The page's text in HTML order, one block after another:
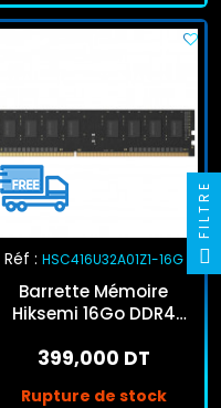
Réf : HSC416U32A01Z1-16G
Barrette Mémoire
Hiksemi 16Go DDR4
399,000 DT
Rupture de stock
FILTRE